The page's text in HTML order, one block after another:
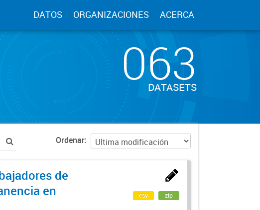
DATOS ORGANIZACIONES ACERCA
063
DATASETS
Ordenar
de
en
csv zip